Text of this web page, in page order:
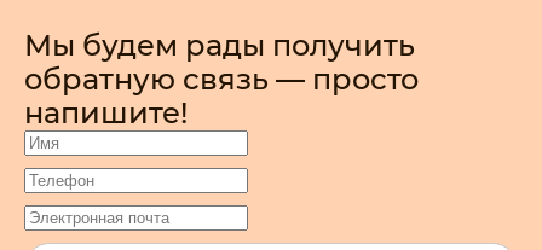
Мы будем рады получить
обратную связь — просто
напишите!